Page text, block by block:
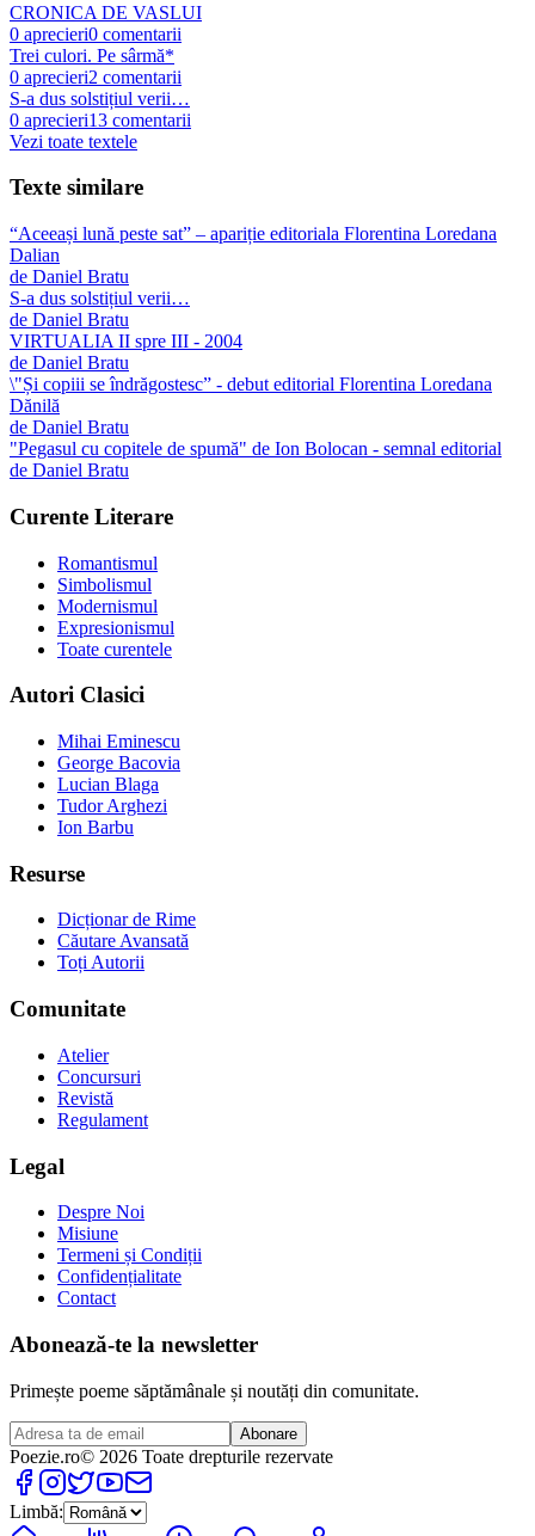
CRONICA DE VASLUI
0 aprecieri0 comentarii
Trei culori. Pe sârmă*
0 aprecieri2 comentarii
S-a dus solstițiul verii…
0 aprecieri13 comentarii
Vezi toate textele
Texte similare
“Aceeași lună peste sat” – apariție editoriala Florentina Loredana
Dalian
de Daniel Bratu
S-a dus solstițiul verii…
de Daniel Bratu
VIRTUALIA II spre III - 2004
de Daniel Bratu
\"Și copiii se îndrăgostesc” - debut editorial Florentina Loredana
Dănilă
de Daniel Bratu
"Pegasul cu copitele de spumă" de Ion Bolocan - semnal editorial
de Daniel Bratu
Curente Literare
Romantismul
Simbolismul
Modernismul
Expresionismul
Toate curentele
Autori Clasici
Mihai Eminescu
George Bacovia
Lucian Blaga
Tudor Arghezi
Ion Barbu
Resurse
Dicționar de Rime
Căutare Avansată
Toți Autorii
Comunitate
Atelier
Concursuri
Revistă
Regulament
Legal
Despre Noi
Misiune
Termeni și Condiții
Confidențialitate
Contact
Abonează-te la newsletter
Primește poeme săptămânale și noutăți din comunitate.
Abonare
Poezie.ro© 2026 Toate drepturile rezervate
Limbă: